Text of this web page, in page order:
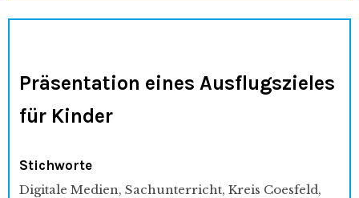
Präsentation eines Ausflugszieles
für Kinder
Stichworte
Digitale Medien, Sachunterricht, Kreis Coesfeld,